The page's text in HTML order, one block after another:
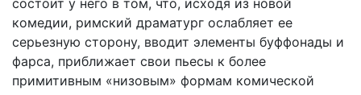
состоит у него в том, что, исходя из новой
комедии, римский драматург ослабляет ее
серьезную сторону, вводит элементы буффонады и
фарса, приближает свои пьесы к более
примитивным «низовым» формам комической